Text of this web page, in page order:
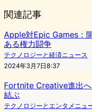
関連記事
Apple対Epic Games：
ある権力闘争
テクノロジーと経済ニュース
2024年3月7日8:37
Fortnite Creative進出
結ぶ
テクノロジーとエンタメニュ